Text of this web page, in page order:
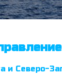
и Северо-